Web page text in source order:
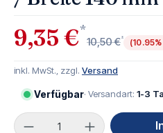
9,35 €*
10,50 €*
inkl. MwSt., zzgl. Versand
Verfügbar· Versandart: 1-3
Produkt Anzahl: Gib